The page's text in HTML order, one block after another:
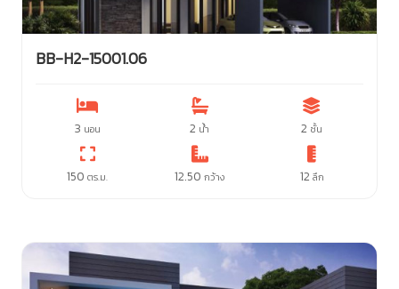
BB-H2-15001.06
3 นอน 2 น้ำ 2 ชั้น
150 ตร.ม. 12.50 กว้าง 12 ลึก